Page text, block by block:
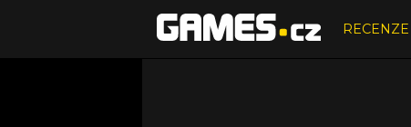
RECENZE